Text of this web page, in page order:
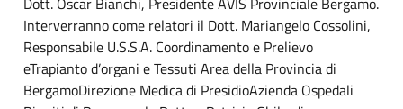
Interverranno come relatori il Dott. Mariangelo Cossolini,
Responsabile U.S.S.A. Coordinamento e Prelievo
eTrapianto d’organi e Tessuti Area della Provincia di
BergamoDirezione Medica di PresidioAzienda Ospedali